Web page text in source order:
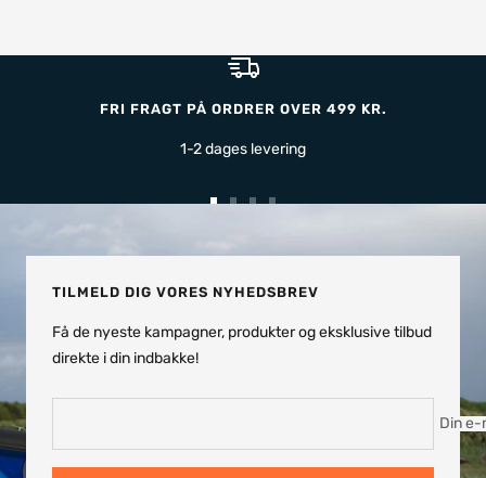
FRI FRAGT PÅ ORDRER OVER 499 KR.
1-2 dages levering
TILMELD DIG VORES NYHEDSBREV
Få de nyeste kampagner, produkter og eksklusive tilbud
direkte i din indbakke!
Din e-